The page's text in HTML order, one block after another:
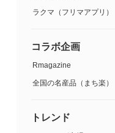
ラクマ（フリマアプリ）
コラボ企画
Rmagazine
全国の名産品（まち楽）
トレンド